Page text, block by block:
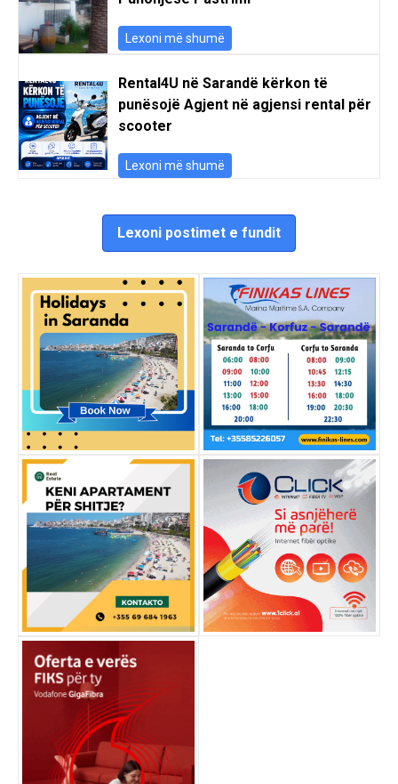
Lexoni më shumë
Rental4U në Sarandë kërkon të
punësojë Agjent në agjensi rental për
scooter
Lexoni më shumë
Lexoni postimet e fundit